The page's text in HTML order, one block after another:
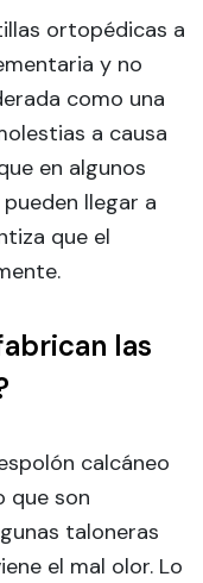
ortopédicas a
y no
como una
a causa
en algunos
llegar a
que el
las
calcáneo
que son
taloneras
el mal olor. Lo